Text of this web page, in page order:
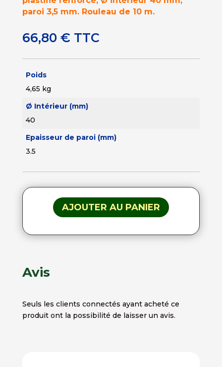
paroi 3,5 mm. Rouleau de 10 m.
66,80 € TTC
Poids
4,65 kg
Ø Intérieur (mm)
40
Epaisseur de paroi (mm)
3.5
AJOUTER AU PANIER
Avis
Seuls les clients connectés ayant acheté ce
produit ont la possibilité de laisser un avis.